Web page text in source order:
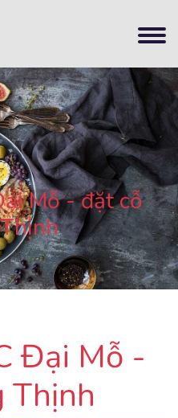
Mỗ - đặt cỗ
Đại Mỗ -
Thịnh